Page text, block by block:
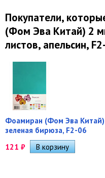
Покупатели,
(Фом Эва Китай) 2
листов, апельсин,
Фоамиран (Фом Эва
зеленая бирюза, F2-06
121 ₽